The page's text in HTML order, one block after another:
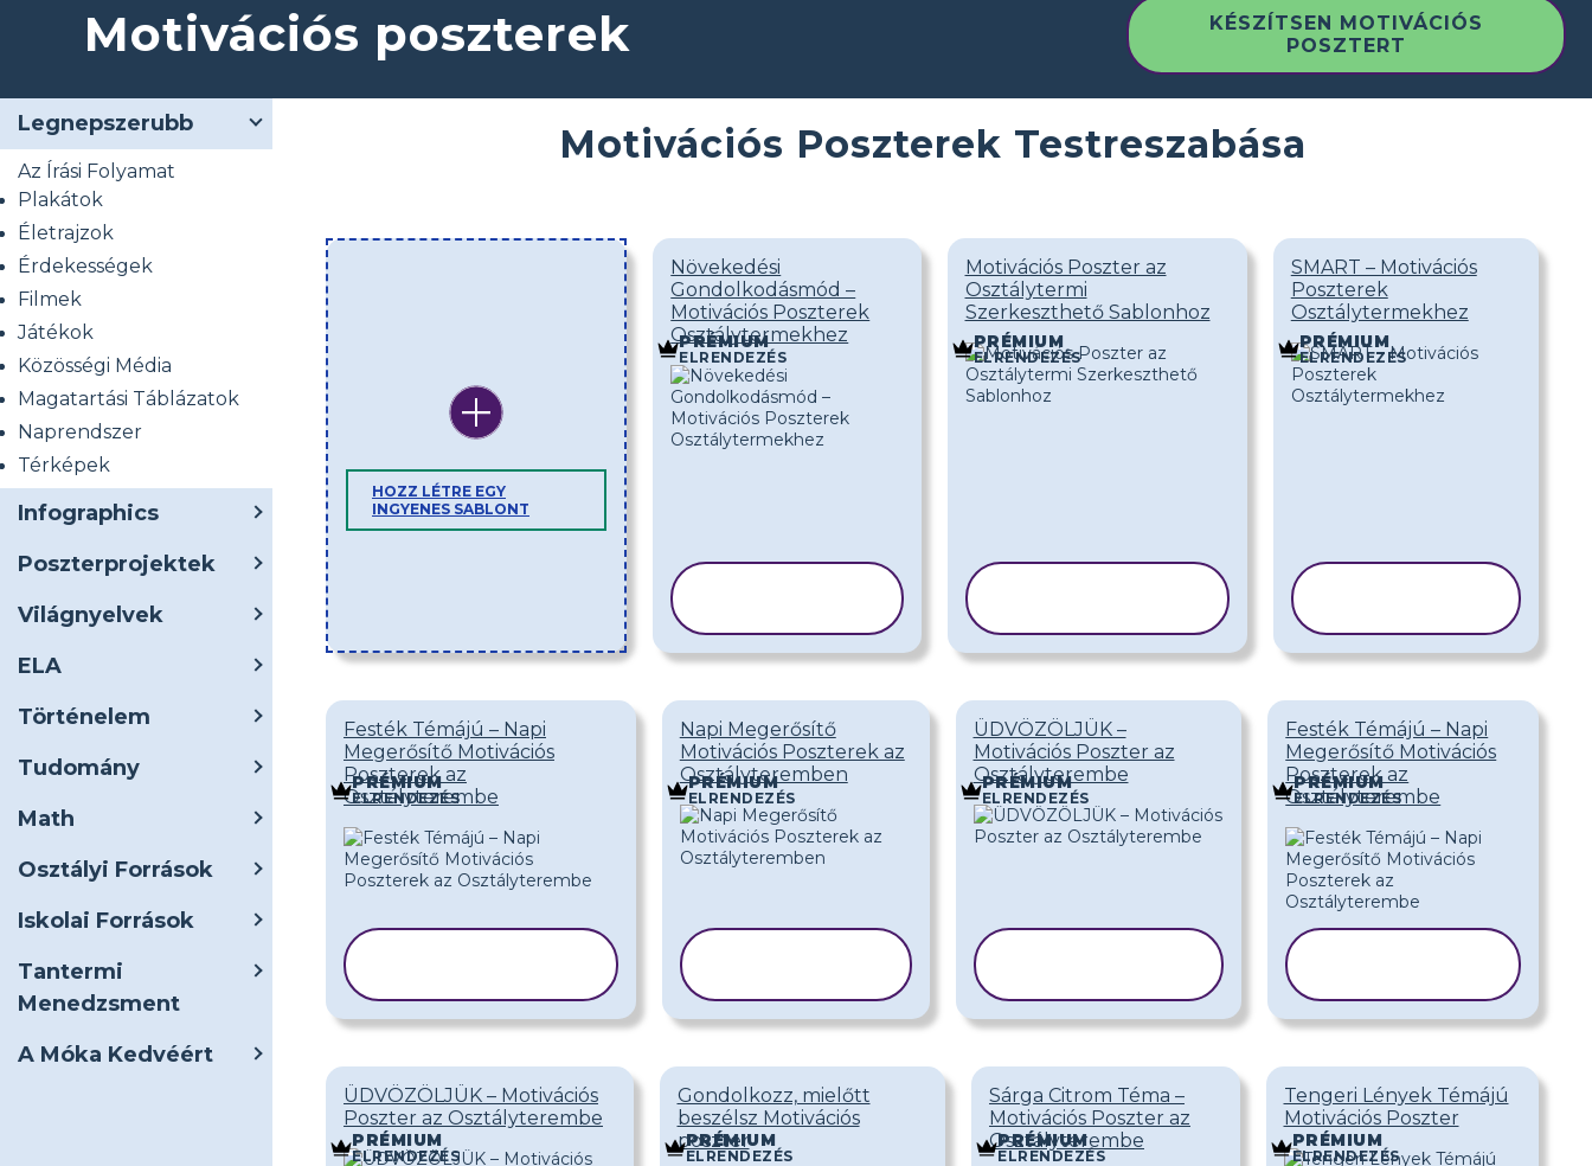
Motivációs poszterek
KÉSZÍTSEN MOTIVÁCIÓS
POSZTERT
Legnepszerubb
Az Írási Folyamat
Plakátok
Életrajzok
Érdekességek
Filmek
Játékok
Közösségi Média
Magatartási Táblázatok
Naprendszer
Térképek
Infographics
Poszterprojektek
Világnyelvek
ELA
Történelem
Tudomány
Math
Osztályi Források
Iskolai Források
Tantermi
Menedzsment
A Móka Kedvéért
Motivációs Poszterek Testreszabása
HOZZ LÉTRE EGY
INGYENES SABLONT
Növekedési
Gondolkodásmód –
Motivációs Poszterek
Osztálytermekhez
PRÉMIUM
ELRENDEZÉS
Motivációs Poszter az
Osztálytermi
Szerkeszthető Sablonhoz
PRÉMIUM
ELRENDEZÉS
SMART – Motivációs
Poszterek
Osztálytermekhez
PRÉMIUM
ELRENDEZÉS
Festék Témájú – Napi
Megerősítő Motivációs
Poszterek az
Osztályterembe
PRÉMIUM
ELRENDEZÉS
Napi Megerősítő
Motivációs Poszterek az
Osztályteremben
PRÉMIUM
ELRENDEZÉS
ÜDVÖZÖLJÜK –
Motivációs Poszter az
Osztályterembe
PRÉMIUM
ELRENDEZÉS
Festék Témájú – Napi
Megerősítő Motivációs
Poszterek az
Osztályterembe
PRÉMIUM
ELRENDEZÉS
ÜDVÖZÖLJÜK – Motivációs
Poszter az Osztályterembe
PRÉMIUM
ELRENDEZÉS
Gondolkozz, mielőtt
beszélsz Motivációs
poszter
PRÉMIUM
ELRENDEZÉS
Sárga Citrom Téma –
Motivációs Poszter az
Osztályterembe
PRÉMIUM
ELRENDEZÉS
Tengeri Lények Témájú
Motivációs Poszter
PRÉMIUM
ELRENDEZÉS